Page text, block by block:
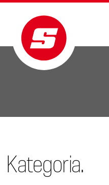
Kategoria.